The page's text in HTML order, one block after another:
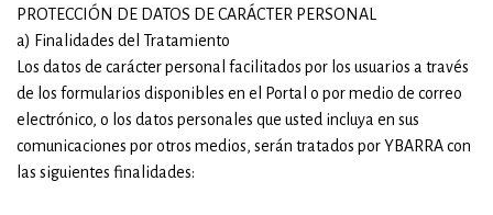
PROTECCIÓN DE DATOS DE CARÁCTER PERSONAL
a) Finalidades del Tratamiento
Los datos de carácter personal facilitados por los usuarios a través
de los formularios disponibles en el Portal o por medio de correo
electrónico, o los datos personales que usted incluya en sus
comunicaciones por otros medios, serán tratados por YBARRA con
las siguientes finalidades: